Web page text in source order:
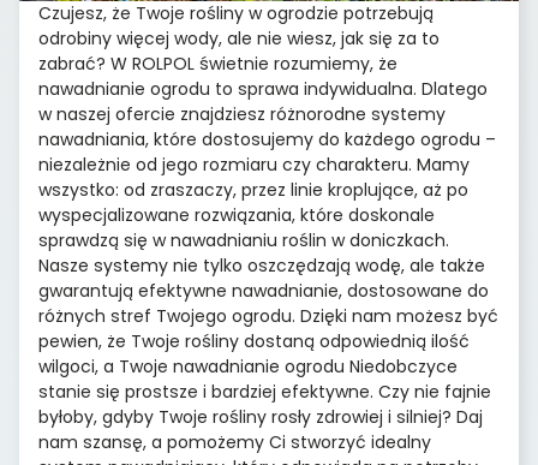
Czujesz, że Twoje rośliny w ogrodzie potrzebują
odrobiny więcej wody, ale nie wiesz, jak się za to
zabrać? W ROLPOL świetnie rozumiemy, że
nawadnianie ogrodu to sprawa indywidualna. Dlatego
w naszej ofercie znajdziesz różnorodne systemy
nawadniania, które dostosujemy do każdego ogrodu –
niezależnie od jego rozmiaru czy charakteru. Mamy
wszystko: od zraszaczy, przez linie kroplujące, aż po
wyspecjalizowane rozwiązania, które doskonale
sprawdzą się w nawadnianiu roślin w doniczkach.
Nasze systemy nie tylko oszczędzają wodę, ale także
gwarantują efektywne nawadnianie, dostosowane do
różnych stref Twojego ogrodu. Dzięki nam możesz być
pewien, że Twoje rośliny dostaną odpowiednią ilość
wilgoci, a Twoje nawadnianie ogrodu Niedobczyce
stanie się prostsze i bardziej efektywne. Czy nie fajnie
byłoby, gdyby Twoje rośliny rosły zdrowiej i silniej? Daj
nam szansę, a pomożemy Ci stworzyć idealny